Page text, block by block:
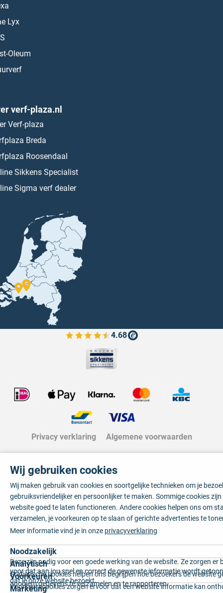
Lyx
Oleum
verf-plaza.nl
Verf-plaza
Breda
Roosendaal
Sikkens Specialist
Sigma verf dealer
4.68
Bekijk de verfplaza beoordelingen
Privacy verklaring Algemene voorwaarden
Wij gebruiken cookies
Wij maken gebruik van cookies en soortgelijke technieken om je
gebruiksvriendelijker en persoonlijker te maken. Sommige cookies
website goed te laten functioneren. Andere cookies helpen ons om
verzamelen, je voorkeuren op te slaan of gerichte advertenties te
Meer informatie vind je in onze privacyverklaring
Noodzakelijk
Deze zijn nodig voor een goede werking van de website. Ze zorgen er
voor dat aan jou snel en correct de gewenste informatie wordt
dat je onze website bezoekt.
Analytisch
Statistische cookies helpen ons begrijpen hoe bezoekers de website
anoniem gegevens te verzamelen en te rapporteren.
Voorkeuren
Voorkeurscookies zorgen ervoor dat een website informatie kan
Marketing